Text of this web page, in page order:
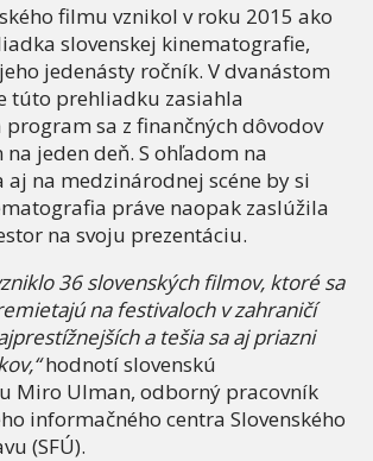
filmu vznikol v roku 2015 ako
slovenskej kinematografie,
jedenásty ročník. V dvanástom
túto prehliadku zasiahla
sa z finančných dôvodov
jeden deň. S ohľadom na
aj na medzinárodnej scéne by si
práve naopak zaslúžila
na svoju prezentáciu.
36 slovenských filmov, ktoré sa
na festivaloch v zahraničí
a tešia sa aj priazni
hodnotí slovenskú
Miro Ulman, odborný pracovník
informačného centra Slovenského
(SFÚ).